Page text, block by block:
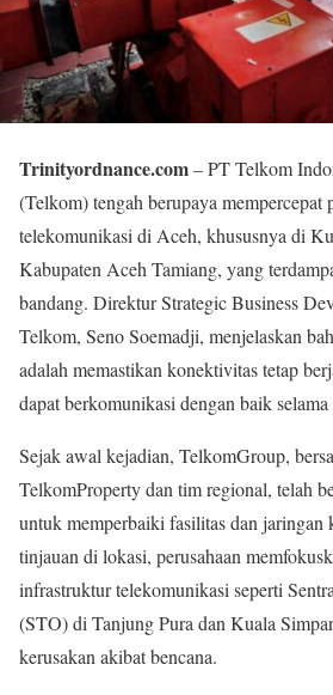
Trinityordnance.com– PT Telkom
(Telkom) tengah berupaya mempercepat
telekomunikasi di Aceh, khususnya di
Kabupaten Aceh Tamiang, yang
bandang. Direktur Strategic Business
Telkom, Seno Soemadji, menjelaskan
adalah memastikan konektivitas tetap
dapat berkomunikasi dengan baik selama
Sejak awal kejadian, TelkomGroup,
TelkomProperty dan tim regional, telah
untuk memperbaiki fasilitas dan jaringan
tinjauan di lokasi, perusahaan
infrastruktur telekomunikasi seperti
(STO) di Tanjung Pura dan Kuala
kerusakan akibat bencana.